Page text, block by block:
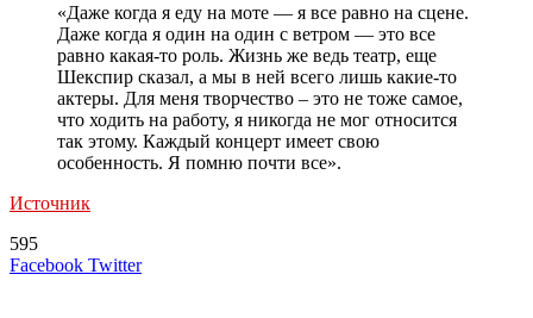
«Даже когда я еду на моте — я все равно на сцене.
Даже когда я один на один с ветром — это все
равно какая-то роль. Жизнь же ведь театр, еще
Шекспир сказал, а мы в ней всего лишь какие-то
актеры. Для меня творчество – это не тоже самое,
что ходить на работу, я никогда не мог относится
так этому. Каждый концерт имеет свою
особенность. Я помню почти все».
Источник
595
Facebook TwitterLinkedIn
Tumblr
Reddit
Вконтакте
Одноклассники
Skype
Messenger
Messenger
WhatsApp
Telegram
Viber
Line
Поделиться
Печатать